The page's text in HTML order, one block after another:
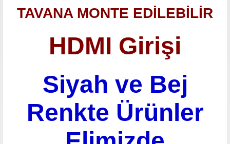
TAVANA MONTE EDİLEBİLİR
HDMI Girişi
Siyah ve Bej
Renkte Ürünler